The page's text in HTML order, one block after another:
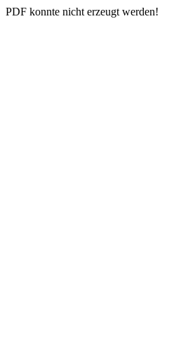
PDF konnte nicht erzeugt werden!